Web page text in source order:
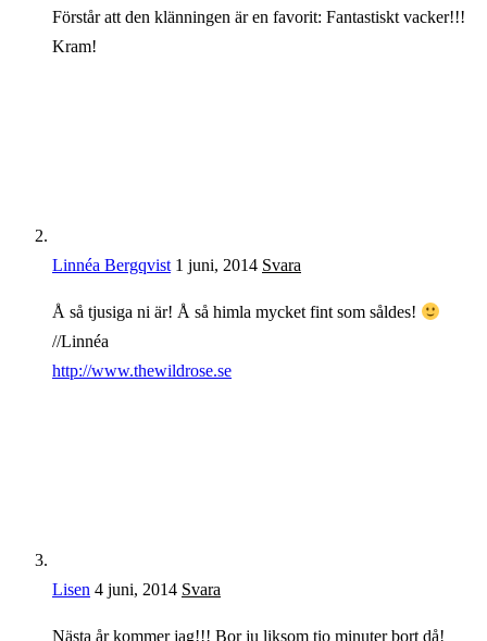
Förstår att den klänningen är en favorit: Fantastiskt vacker!!!
Kram!
Linnéa Bergqvist 1 juni, 2014 Svara
Å så tjusiga ni är! Å så himla mycket fint som såldes!
//Linnéa
http://www.thewildrose.se
Lisen 4 juni, 2014 Svara
Nästa år kommer jag!!! Bor ju liksom tio minuter bort då!